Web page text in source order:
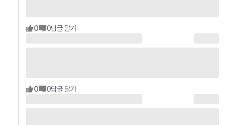
0 0답글 달기
0 0답글 달기